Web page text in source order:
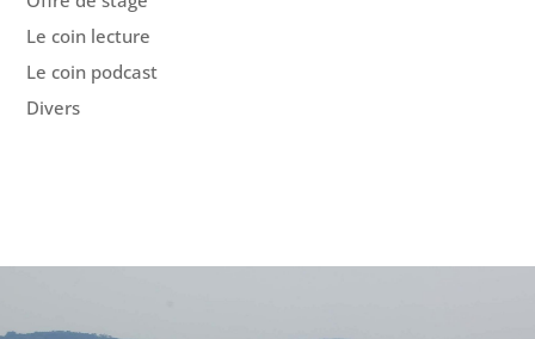
Le coin lecture
Le coin podcast
Divers